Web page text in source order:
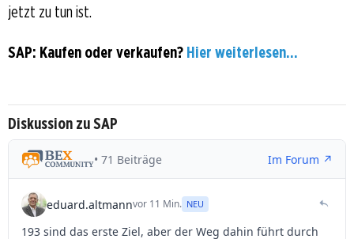
jetzt zu tun ist.
SAP: Kaufen oder verkaufen? Hier weiterlesen...
Diskussion zu SAP